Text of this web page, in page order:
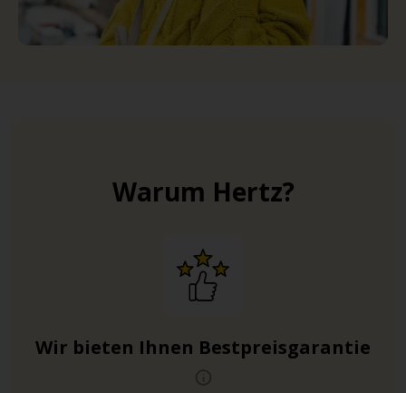
Warum Hertz?
Wir bieten Ihnen Bestpreisgarantie